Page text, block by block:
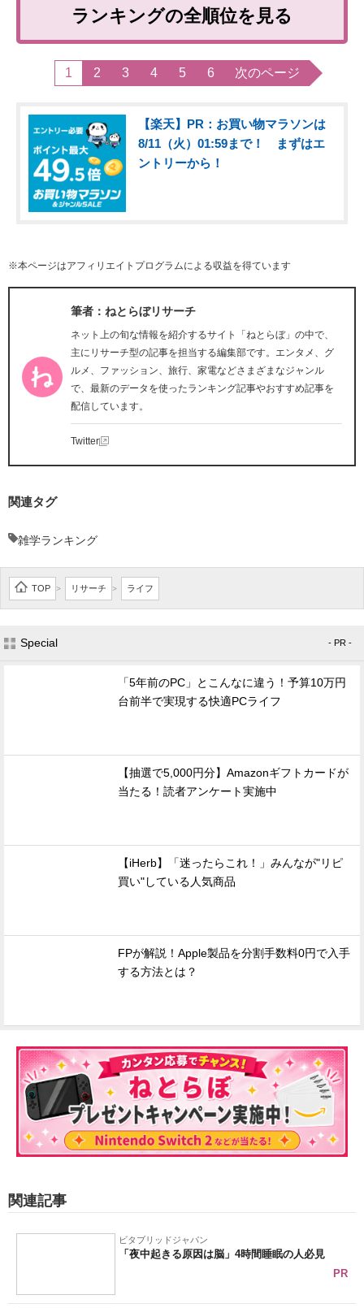
ランキングの全順位を見る
1 2 3 4 5 6 次のページ
【楽天】PR：お買い物マラソンは
8/11（火）01:59まで！ まずはエ
ントリーから！
※本ページはアフィリエイトプログラムによる収益を得ています
筆者：ねとらぼリサーチ
ネット上の旬な情報を紹介するサイト「ねとらぼ」の中で、
主にリサーチ型の記事を担当する編集部です。エンタメ、グ
ルメ、ファッション、旅行、家電などさまざまなジャンル
で、最新のデータを使ったランキング記事やおすすめ記事を
配信しています。
Twitter
関連タグ
雑学ランキング
TOP > リサーチ > ライフ
Special - PR -
「5年前のPC」とこんなに違う！予算10万円
台前半で実現する快適PCライフ
【抽選で5,000円分】Amazonギフトカードが
当たる！読者アンケート実施中
【iHerb】「迷ったらこれ！」みんなが"リピ
買い"している人気商品
FPが解説！Apple製品を分割手数料0円で入手
する方法とは？
関連記事
ビタブリッドジャパン
「夜中起きる原因は脳」4時間睡眠の人必見
PR